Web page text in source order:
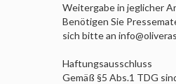
Weitergabe in jeglicher
Benötigen Sie
sich bitte an
Haftungsausschluss
Gemäß §5 Abs.1 TDG